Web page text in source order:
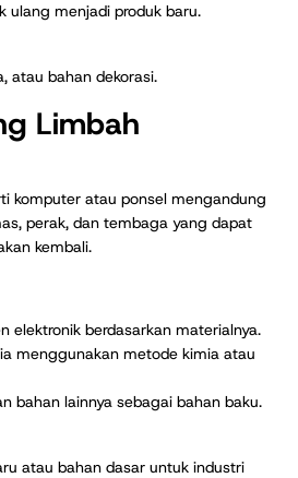
ulang menjadi produk baru.
atau bahan dekorasi.
Limbah
komputer atau ponsel mengandung
perak, dan tembaga yang dapat
kembali.
elektronik berdasarkan materialnya.
menggunakan metode kimia atau
bahan lainnya sebagai bahan baku.
atau bahan dasar untuk industri